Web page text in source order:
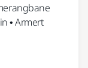
• Armert